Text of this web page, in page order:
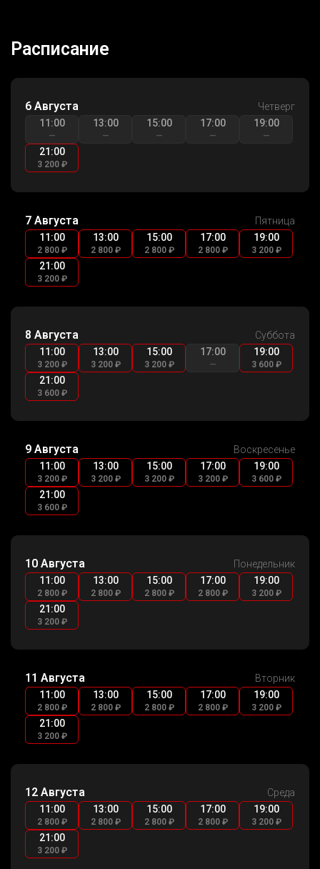
Расписание
6 Августа
Четверг
11:00
—
13:00
—
15:00
—
17:00
—
19:00
—
21:00
3 200 ₽
7 Августа
Пятница
11:00
2 800 ₽
13:00
2 800 ₽
15:00
2 800 ₽
17:00
2 800 ₽
19:00
3 200 ₽
21:00
3 200 ₽
8 Августа
Суббота
11:00
3 200 ₽
13:00
3 200 ₽
15:00
3 200 ₽
17:00
—
19:00
3 600 ₽
21:00
3 600 ₽
9 Августа
Воскресенье
11:00
3 200 ₽
13:00
3 200 ₽
15:00
3 200 ₽
17:00
3 200 ₽
19:00
3 600 ₽
21:00
3 600 ₽
10 Августа
Понедельник
11:00
2 800 ₽
13:00
2 800 ₽
15:00
2 800 ₽
17:00
2 800 ₽
19:00
3 200 ₽
21:00
3 200 ₽
11 Августа
Вторник
11:00
2 800 ₽
13:00
2 800 ₽
15:00
2 800 ₽
17:00
2 800 ₽
19:00
3 200 ₽
21:00
3 200 ₽
12 Августа
Среда
11:00
2 800 ₽
13:00
2 800 ₽
15:00
2 800 ₽
17:00
2 800 ₽
19:00
3 200 ₽
21:00
3 200 ₽